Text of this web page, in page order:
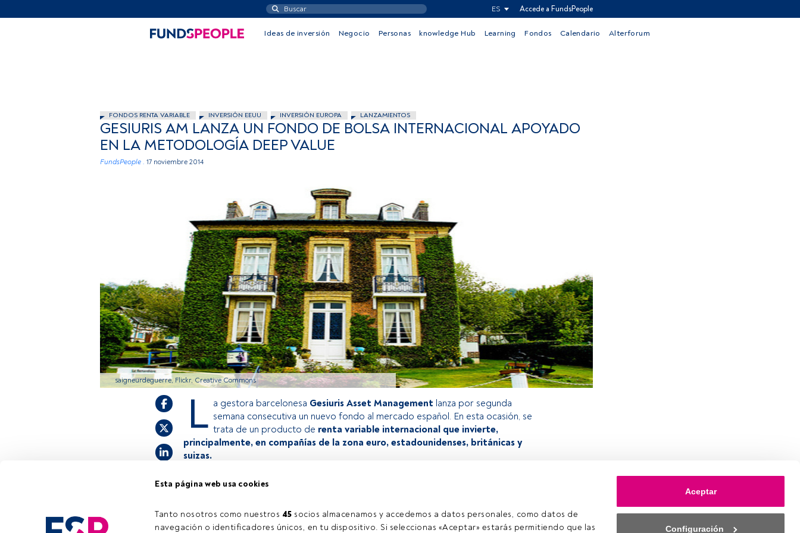
Esta página web usa cookies
Tanto nosotros como nuestros 45 socios almacenamos y accedemos a datos personales, como datos de
navegación o identificadores únicos, en tu dispositivo. Si seleccionas «Aceptar» estarás permitiendo que las
Aceptar
Configuración
ES Accede a FundsPeople
Ideas de inversión Negocio Personas knowledge Hub Learning Fondos Calendario Alterforum
FONDOS RENTA VARIABLE INVERSIÓN EEUU INVERSIÓN EUROPA LANZAMIENTOS
GESIURIS AM LANZA UN FONDO DE BOLSA INTERNACIONAL APOYADO
EN LA METODOLOGÍA DEEP VALUE
FundsPeople . 17 noviembre 2014
saigneurdeguerre, Flickr, Creative Commons
L a gestora barcelonesa Gesiuris Asset Management lanza por segunda
semana consecutiva un nuevo fondo al mercado español. En esta ocasión, se
trata de un producto de renta variable internacional que invierte,
principalmente, en compañías de la zona euro, estadounidenses, británicas y
suizas.
estás registrado, accede desde el botón Login. Si aún no tienes cuenta, te
invitamos a registrarte y disfrutar de todo el universo que ofrece FundsPeople.